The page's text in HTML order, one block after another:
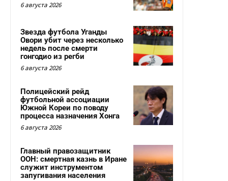
6 августа 2026
Звезда футбола Уганды
Овори убит через несколько
недель после смерти
гонгодио из регби
6 августа 2026
Полицейский рейд
футбольной ассоциации
Южной Кореи по поводу
процесса назначения Хонга
6 августа 2026
Главный правозащитник
ООН: смертная казнь в Иране
служит инструментом
запугивания населения